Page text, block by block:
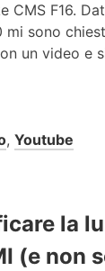
CMS F16.
sono
un video e
, Youtube
la
(e non